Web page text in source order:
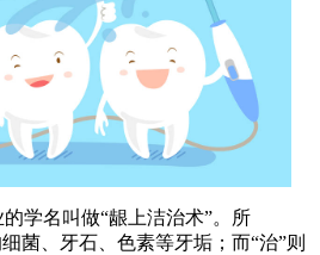
名叫做“龈上洁治术”。所
菌、牙石、色素等牙垢；而“治”则